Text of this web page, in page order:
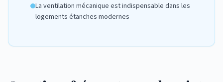
La ventilation mécanique est indispensable dans les
logements étanches modernes